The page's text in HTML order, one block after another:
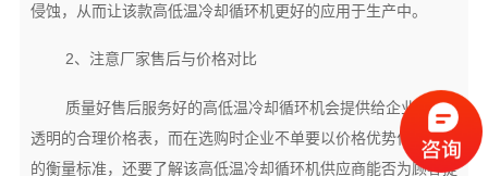
侵蚀，从而让该款高低温冷却循环机更好的应用于生产中。
2、注意厂家售后与价格对比
质量好售后服务好的高低温冷却循环机会提供给企业公开
透明的合理价格表，而在选购时企业不单要以价格优势作为参考
的衡量标准，还要了解该高低温冷却循环机供应商能否为顾客提